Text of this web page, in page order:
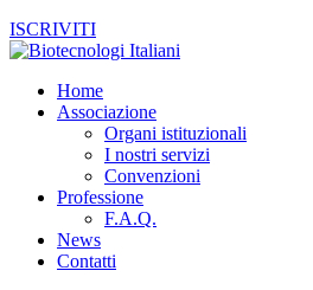
ISCRIVITI
Home
Associazione
Organi istituzionali
I nostri servizi
Convenzioni
Professione
F.A.Q.
News
Contatti